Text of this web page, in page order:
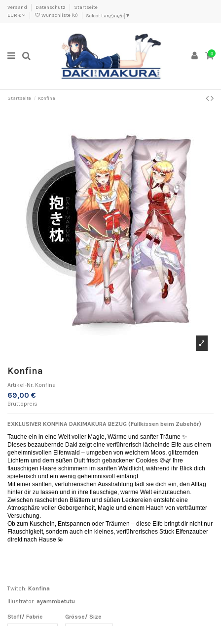
Versand Datenschutz
Startseite
EUR €
Wunschliste (0) Select Language ▼
0
Startseite Konfina
Konfina
Artikel-Nr. Konfina
69,00 €
Bruttopreis
EXKLUSIVER KONFINA DAKIMAKURA BEZUG (Füllkissen beim Zubehör)
Tauche ein in eine Welt voller Magie, Wärme und sanfter Träume ✨
Dieses bezaubernde Daki zeigt eine verführerisch lächelnde Elfe aus einem
geheimnisvollen Elfenwald – umgeben von weichem Moos, glitzernden
Lichtern und dem süßen Duft frisch gebackener Cookies 🍪🌿 Ihre
flauschigen Haare schimmern im sanften Waldlicht, während ihr Blick dich
spielerisch und ein wenig geheimnisvoll einfängt.
Mit einer sanften, verführerischen Ausstrahlung lädt sie dich ein, den Alltag
hinter dir zu lassen und in ihre flauschige, warme Welt einzutauchen.
Zwischen raschelnden Blättern und süßen Leckereien entsteht eine
Atmosphäre voller Geborgenheit, Magie und einem Hauch von verträumter
Versuchung.
Ob zum Kuscheln, Entspannen oder Träumen – diese Elfe bringt dir nicht nur
Flauschigkeit, sondern auch ein kleines, verführerisches Stück Elfenzauber
direkt nach Hause 💫
Twitch: Konfina
Illustrator: ayammbetutu
Stoff/ Fabric Grösse/ Size